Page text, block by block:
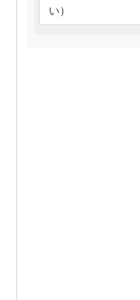
い）